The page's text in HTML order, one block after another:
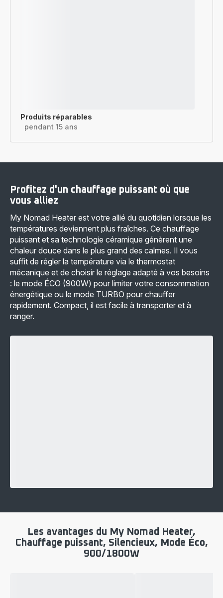
Produits réparables
pendant 15 ans
Profitez d'un chauffage puissant où que
vous alliez
My Nomad Heater est votre allié du quotidien lorsque les
températures deviennent plus fraîches. Ce chauffage
puissant et sa technologie céramique génèrent une
chaleur douce dans le plus grand des calmes. Il vous
suffit de régler la température via le thermostat
mécanique et de choisir le réglage adapté à vos besoins
: le mode ÉCO (900W) pour limiter votre consommation
énergétique ou le mode TURBO pour chauffer
rapidement. Compact, il est facile à transporter et à
ranger.
Les avantages du My Nomad Heater,
Chauffage puissant, Silencieux, Mode Éco,
900/1800W